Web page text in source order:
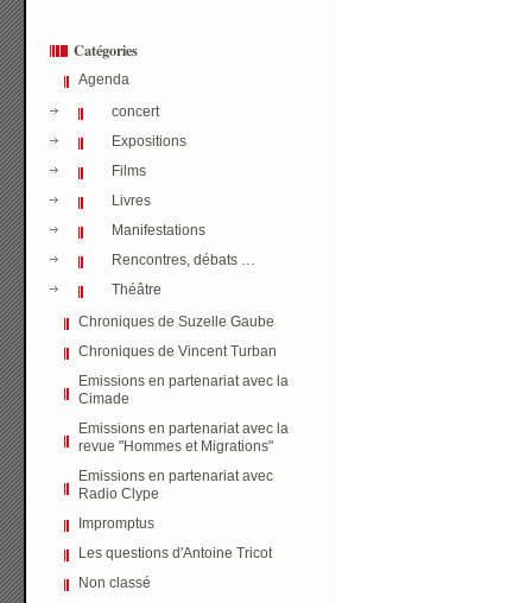
Catégories
Agenda
concert
Expositions
Films
Livres
Manifestations
Rencontres, débats …
Théâtre
Chroniques de Suzelle Gaube
Chroniques de Vincent Turban
Emissions en partenariat avec la
Cimade
Emissions en partenariat avec la
revue "Hommes et Migrations"
Emissions en partenariat avec
Radio Clype
Impromptus
Les questions d'Antoine Tricot
Non classé